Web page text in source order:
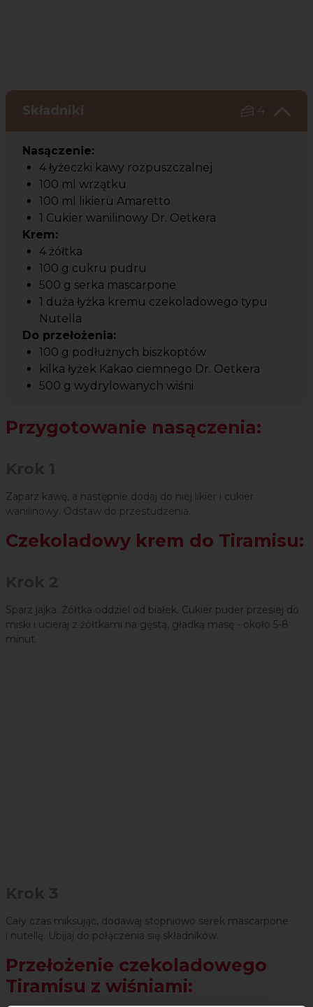
Składniki 4
Nasączenie:
4 łyżeczki kawy rozpuszczalnej
100 ml wrzątku
100 ml likieru Amaretto
1 Cukier wanilinowy Dr. Oetkera
Krem:
4 żółtka
100 g cukru pudru
500 g serka mascarpone
1 duża łyżka kremu czekoladowego typu
Nutella
Do przełożenia:
100 g podłużnych biszkoptów
kilka łyżek Kakao ciemnego Dr. Oetkera
500 g wydrylowanych wiśni
Przygotowanie nasączenia:
Zaparz kawę, a następnie dodaj do niej likier i cukier
wanilinowy. Odstaw do przestudzenia.
Czekoladowy krem do Tiramisu:
Sparz jajka. Żółtka oddziel od białek. Cukier puder przesiej do
miski i ucieraj z żółtkami na gęstą, gładką masę - około 5-8
minut.
Cały czas miksując, dodawaj stopniowo serek mascarpone
i nutellę. Ubijaj do połączenia się składników.
Przełożenie czekoladowego
Tiramisu z wiśniami: